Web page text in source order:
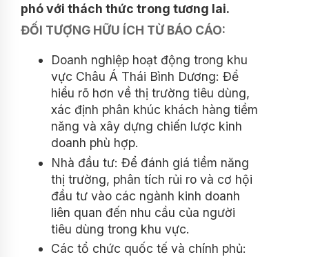
phó với thách thức trong tương lai.
ĐỐI TƯỢNG HỮU ÍCH TỪ BÁO CÁO:
Doanh nghiệp hoạt động trong khu
vực Châu Á Thái Bình Dương: Để
hiểu rõ hơn về thị trường tiêu dùng,
xác định phân khúc khách hàng tiềm
năng và xây dựng chiến lược kinh
doanh phù hợp.
Nhà đầu tư: Để đánh giá tiềm năng
thị trường, phân tích rủi ro và cơ hội
đầu tư vào các ngành kinh doanh
liên quan đến nhu cầu của người
tiêu dùng trong khu vực.
Các tổ chức quốc tế và chính phủ: